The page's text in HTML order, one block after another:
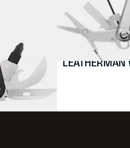
159 € LEATHERMAN